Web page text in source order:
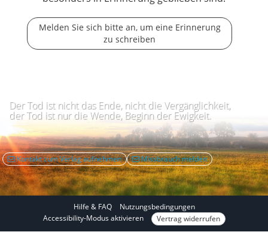
Melden Sie sich bitte an, um eine Erinnerung
zu schreiben
Der Tod ist nicht das Ende, nicht die Vergänglichkeit,
der Tod ist nur die Wende, Beginn der Ewigkeit.
Kontakt zum Verlag aufnehmen Missbrauch melden
Hilfe & FAQ
Nutzungsbedingungen
IAccessibility-Modus aktivieren Vertrag widerrufen